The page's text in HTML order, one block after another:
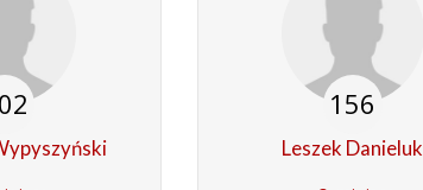
156
Leszek Danieluk